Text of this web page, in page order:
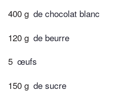
400 g de chocolat blanc
120 g de beurre
5 œufs
150 g de sucre